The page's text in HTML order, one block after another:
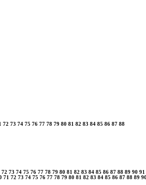
72 73 74 75 76 77 78 79 80 81 82 83 84 85 86 87 88
72 73 74 75 76 77 78 79 80 81 82 83 84 85 86 87 88 89 90 91
71 72 73 74 75 76 77 78 79 80 81 82 83 84 85 86 87 88 89